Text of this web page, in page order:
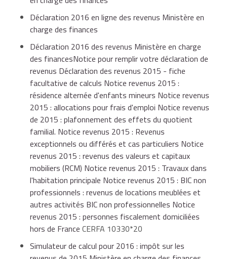
vous bénéficiez de la
réduction d'impôt pour emploi
d'un salarié au domicilede votre ascendant.
Ascendant accueilli sous
votre toit
revenus 2015
Personne seule 9 600 €
14 904 €
Si ce montant forfaitaire vous semble insuffisant,
vous conservez la possibilité de déduire le montant
effectif des dépenses effectuées. Mais dans ce cas,
vous devez pouvoir les justifier.
Déclaration 2016 en ligne des revenus Ministère en
charge des finances
Déclaration 2016 des revenus Ministère en charge
des financesNotice pour remplir votre déclaration de
revenus Déclaration des revenus 2015 - fiche
facultative de calculs Notice revenus 2015 :
résidence alternée d'enfants mineurs Notice revenus
2015 : allocations pour frais d'emploi Notice revenus
de 2015 : plafonnement des effets du quotient
familial. Notice revenus 2015 : Revenus
exceptionnels ou différés et cas particuliers Notice
revenus 2015 : revenus des valeurs et capitaux
mobiliers (RCM) Notice revenus 2015 : Travaux dans
l'habitation principale Notice revenus 2015 : BIC non
professionnels : revenus de locations meublées et
autres activités BIC non professionnelles Notice
revenus 2015 : personnes fiscalement domiciliées
hors de France CERFA 10330*20
Simulateur de calcul pour 2016 : impôt sur les